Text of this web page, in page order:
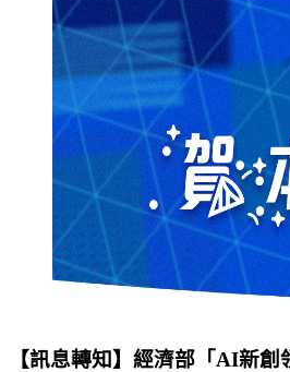
【訊息轉知】經濟部「AI新創